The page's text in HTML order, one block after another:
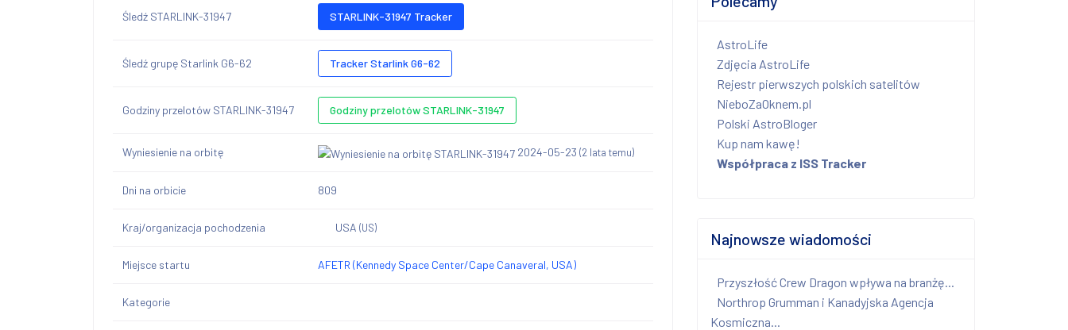
Śledź STARLINK-31947 STARLINK-31947 Tracker
Śledź grupę Starlink G6-62 Tracker Starlink G6-62
Godziny przelotów STARLINK-31947 Godziny przelotów STARLINK-31947
Wyniesienie na orbitę 2024-05-23 (2 lata temu)
Dni na orbicie 809
Kraj/organizacja pochodzenia USA (US)
Miejsce startu AFETR (Kennedy Space Center/Cape Canaveral, USA)
Kategorie
AstroLife
Zdjęcia AstroLife
Rejestr pierwszych polskich satelitów
NieboZaOknem.pl
Polski AstroBloger
Kup nam kawę!
Współpraca z ISS Tracker
Najnowsze wiadomości
Przyszłość Crew Dragon wpływa na branżę...
Northrop Grumman i Kanadyjska Agencja
Kosmiczna...